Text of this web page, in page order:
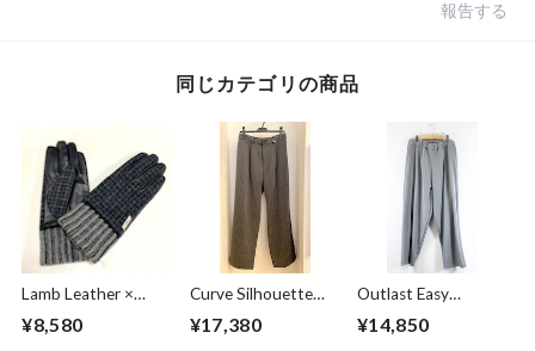
報告する
同じカテゴリの商品
Lamb Leather ×
Harris Tweed
Combination
¥8,580
Curve Silhouette
Slacks Pants Black
Stripe
¥17,380
Outlast Easy
Pants Gray
¥14,850